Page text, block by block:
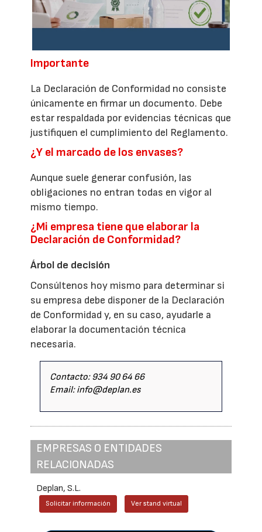
Importante
La Declaración de Conformidad no consiste
únicamente en firmar un documento. Debe
estar respaldada por evidencias técnicas que
justifiquen el cumplimiento del Reglamento.
¿Y el marcado de los envases?
Aunque suele generar confusión, las
obligaciones no entran todas en vigor al
mismo tiempo.
¿Mi empresa tiene que elaborar la
Declaración de Conformidad?
Árbol de decisión
Consúltenos hoy mismo para determinar si
su empresa debe disponer de la Declaración
de Conformidad y, en su caso, ayudarle a
elaborar la documentación técnica
necesaria.
Contacto: 934 90 64 66
Email: info@deplan.es
EMPRESAS O ENTIDADES
RELACIONADAS
Deplan, S.L.
Solicitar información Ver stand virtual